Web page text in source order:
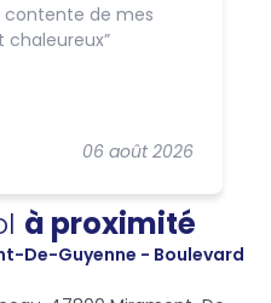
06 août 2026
contente de mes
chaleureux
à proximité
De-Guyenne - Boulevard